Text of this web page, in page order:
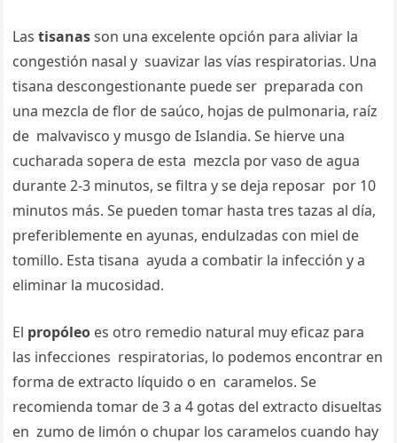
Lastisanasson una excelente opción para aliviar la
congestión nasal y suavizar las vías respiratorias. Una
tisana descongestionante puede ser preparada con
una mezcla de flor de saúco, hojas de pulmonaria, raíz
de malvavisco y musgo de Islandia. Se hierve una
cucharada sopera de esta mezcla por vaso de agua
durante 2-3 minutos, se filtra y se deja reposar por 10
minutos más. Se pueden tomar hasta tres tazas al día,
preferiblemente en ayunas, endulzadas con miel de
tomillo. Esta tisana ayuda a combatir la infección y a
eliminar la mucosidad.
El propóleo es otro remedio natural muy eficaz para
las infecciones respiratorias, lo podemos encontrar en
forma de extracto líquido o en caramelos. Se
recomienda tomar de 3 a 4 gotas del extracto disueltas
en zumo de limón o chupar los caramelos cuando hay